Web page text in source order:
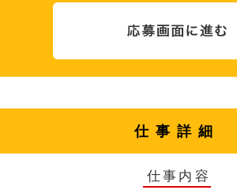
仕事詳細
仕事内容